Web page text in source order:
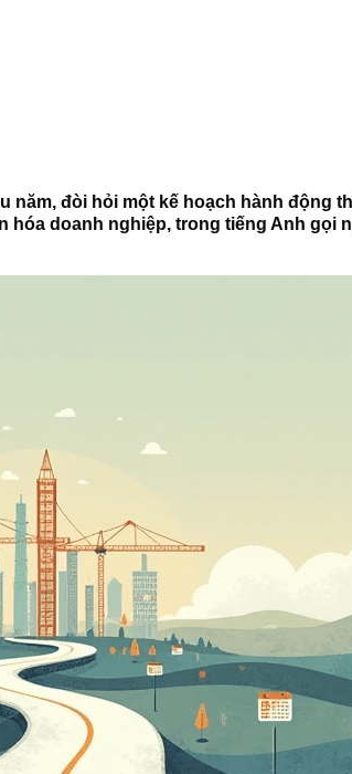
năm, đòi hỏi một kế hoạch hành động
doanh nghiệp, trong tiếng Anh gọi